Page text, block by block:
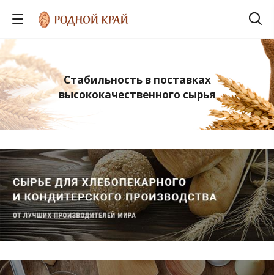
Стабильность в поставках
высококачественного сырья